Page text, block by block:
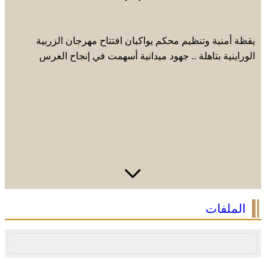
يقظة أمنية وتنظيم محكم يواكبان افتتاح مهرجان الزربية
الوراينية بتاهلة .. جهود ميدانية أسهمت في إنجاح العرس
الملفات